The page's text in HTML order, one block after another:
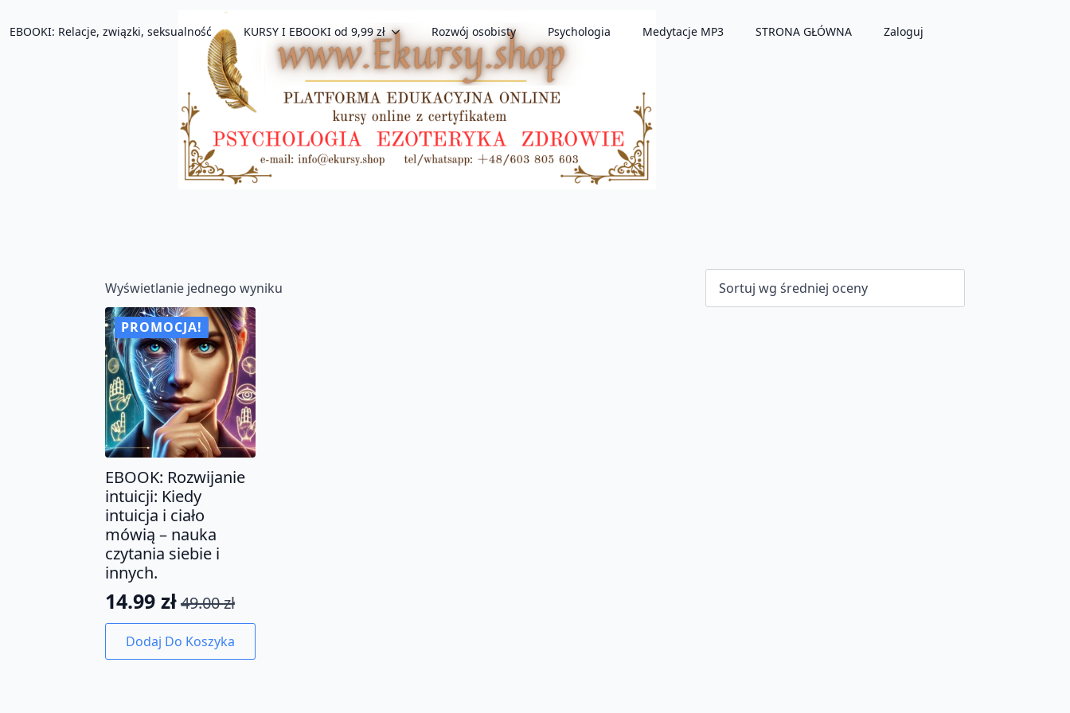
EBOOKI: Relacje, związki, seksualność KURSY I EBOOKI od 9,99 zł Rozwój osobisty Psychologia Medytacje MP3 STRONA GŁÓWNA Zaloguj
Wyświetlanie jednego wyniku
PROMOCJA!
EBOOK: Rozwijanie
intuicji: Kiedy
intuicja i ciało
mówią – nauka
czytania siebie i
innych.
49.00zł
Pierwotna
cena
wynosiła:
14.99 zł
Aktualna
cena
wynosi:
Dodaj Do Koszyka